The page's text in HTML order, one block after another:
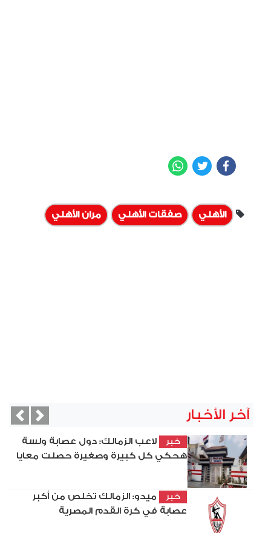
Facebook
Twitter
الأهلي صفقات الأهلي مران الأهلي
آخر الأخبار
خبر
لاعب الزمالك: دول عصابة ولسة
هحكي كل كبيرة وصغيرة حصلت معايا
خبر
ميدو: الزمالك تخلص من أكبر
عصابة في كرة القدم المصرية
Next